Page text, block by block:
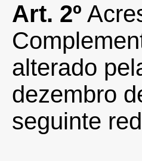
Art. 2º
alterado
dezembro
seguinte